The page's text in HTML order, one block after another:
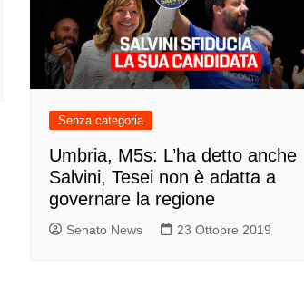
Senza categoria
Umbria, M5s: L’ha detto anche
Salvini, Tesei non è adatta a
governare la regione
Senato News 23 Ottobre 2019